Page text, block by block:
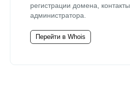
регистрации домена, контакты
администратора.
Перейти в Whois